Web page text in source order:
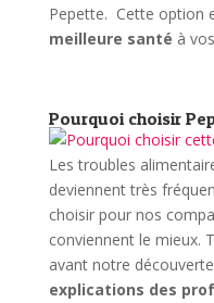
Pepette. Cette option
meilleure santé à
Pourquoi choisir
Les troubles
deviennent très
choisir pour nos
conviennent le mieux.
avant notre
explications des